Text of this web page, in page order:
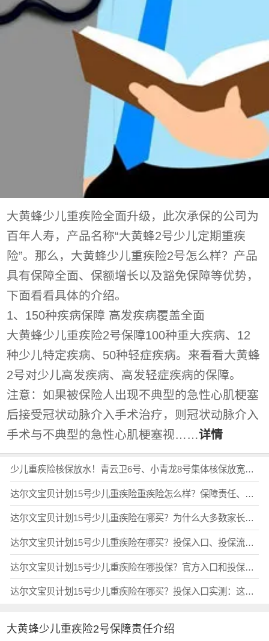
大黄蜂少儿重疾险全面升级，此次承保的公司为
百年人寿，产品名称“大黄蜂2号少儿定期重疾
险”。那么，大黄蜂少儿重疾险2号怎么样？产品
具有保障全面、保额增长以及豁免保障等优势，
下面看看具体的介绍。
1、150种疾病保障 高发疾病覆盖全面
大黄蜂少儿重疾险2号保障100种重大疾病、12
种少儿特定疾病、50种轻症疾病。来看看大黄蜂
2号对少儿高发疾病、高发轻症疾病的保障。
注意：如果被保险人出现不典型的急性心肌梗塞
后接受冠状动脉介入手术治疗，则冠状动脉介入
手术与不典型的急性心肌梗塞视……详情
少儿重疾险核保放水！青云卫6号、小青龙8号集体核保放宽！对比大黄蜂17号、达尔文宝贝计划15号，少儿重疾险哪款核保宽松？哪款保障更好？
达尔文宝贝计划15号少儿重疾险重疾险怎么样？保障责任、理赔门槛和投保建议
达尔文宝贝计划15号少儿重疾险在哪买？为什么大多数家长选择官方入口投保？
达尔文宝贝计划15号少儿重疾险在哪买？投保入口、投保流程和避坑建议一次说清
达尔文宝贝计划15号少儿重疾险在哪投保？官方入口和投保流程一站通
达尔文宝贝计划15号少儿重疾险在哪买？投保入口实测：这个渠道最靠谱
大黄蜂少儿重疾险2号保障责任介绍